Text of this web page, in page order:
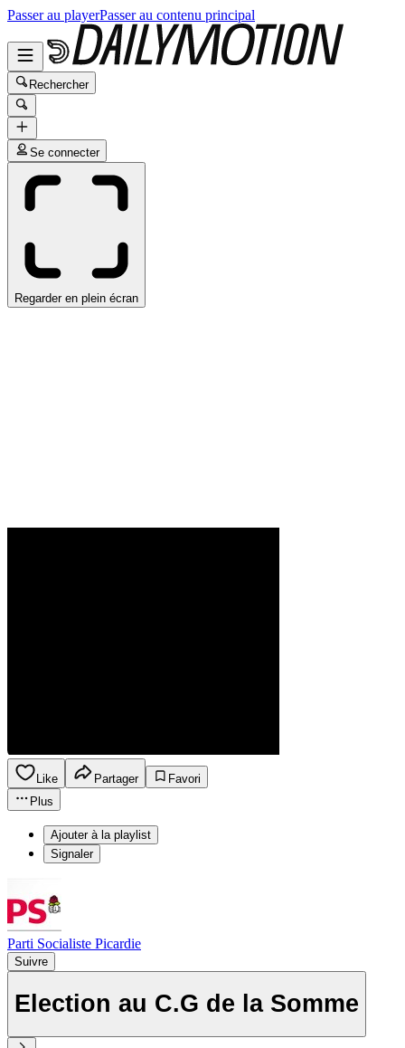
Passer au playerPasser au contenu principal
Rechercher
Se connecter
Regarder en plein écran
Like Partager
Favori
Plus
Ajouter à la playlist
Signaler
Parti Socialiste Picardie
Suivre
Election au C.G de la Somme